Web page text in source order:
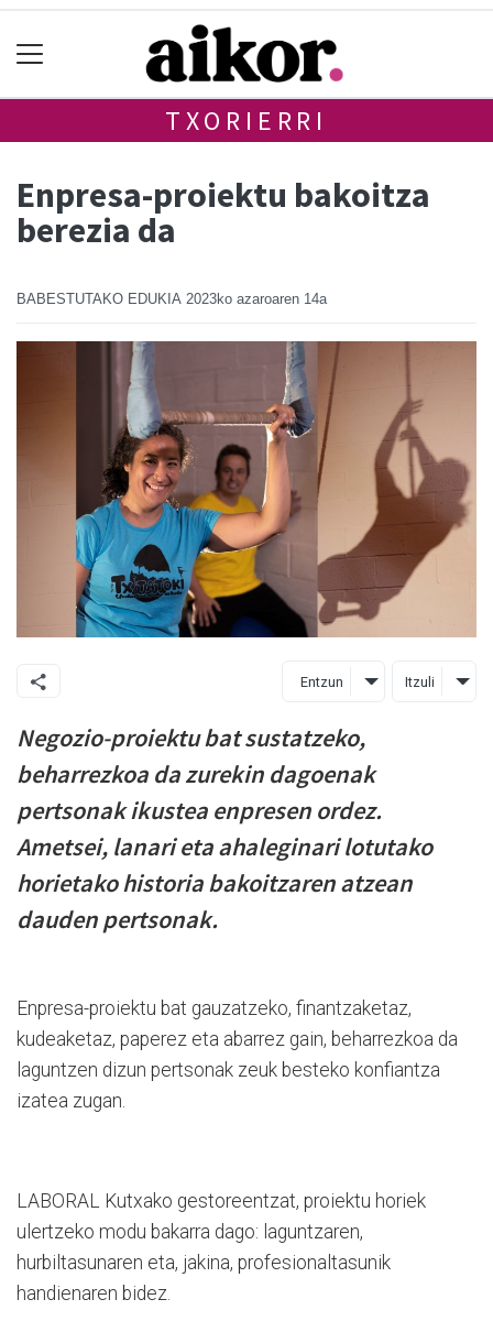
TXORIERRI
Enpresa-proiektu bakoitza
berezia da
BABESTUTAKO EDUKIA 2023ko azaroaren 14a
Entzun Itzuli
Negozio-proiektu bat sustatzeko,
beharrezkoa da zurekin dagoenak
pertsonak ikustea enpresen ordez.
Ametsei, lanari eta ahaleginari lotutako
horietako historia bakoitzaren atzean
dauden pertsonak.
Enpresa-proiektu bat gauzatzeko, finantzaketaz,
kudeaketaz, paperez eta abarrez gain, beharrezkoa da
laguntzen dizun pertsonak zeuk besteko konfiantza
izatea zugan.
LABORAL Kutxako gestoreentzat, proiektu horiek
ulertzeko modu bakarra dago: laguntzaren,
hurbiltasunaren eta, jakina, profesionaltasunik
handienaren bidez.